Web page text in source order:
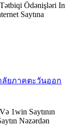
Ödənişləri In
Saytına
าลัยภาคตะวันออก
1win Saytının
Nəzərdən